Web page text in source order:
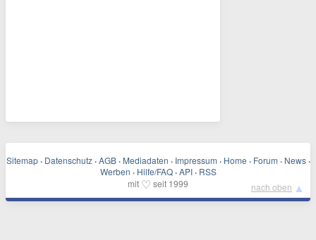
Sitemap · Datenschutz · AGB · Mediadaten · Impressum · Home · Forum · News ·
Werben · Hilfe/FAQ · API · RSS
mit ♡ seit 1999 nach oben ▲